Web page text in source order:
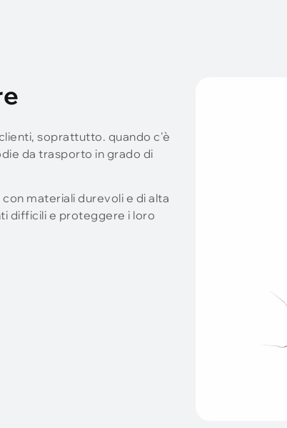
soprattutto. quando c'è
da trasporto in grado di
materiali durevoli e di alta
difficili e proteggere i loro